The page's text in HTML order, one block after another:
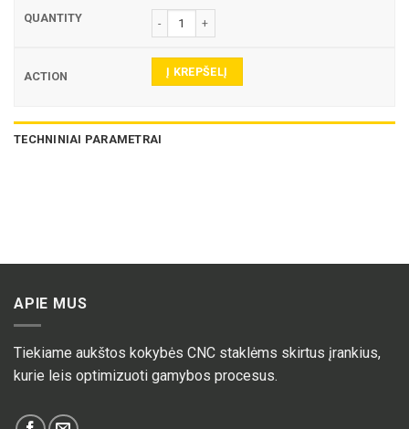
produkto kiekis: 771R TEKINIMO PLOKŠTELĖ
Į KREPŠELĮ
TECHNINIAI PARAMETRAI
APIE MUS
Tiekiame aukštos kokybės CNC staklėms skirtus įrankius,
kurie leis optimizuoti gamybos procesus.